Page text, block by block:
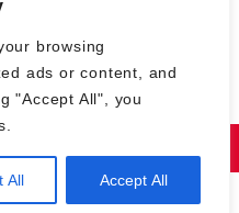
browsing
ads or content, and
"Accept All", you
All Accept All